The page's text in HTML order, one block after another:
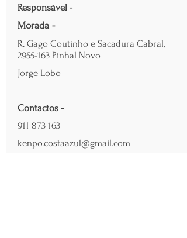
Responsável -
Morada -
R. Gago Coutinho e Sacadura Cabral,
2955-163 Pinhal Novo
Jorge Lobo
Contactos -
911 873 163
kenpo.costaazul@gmail.com